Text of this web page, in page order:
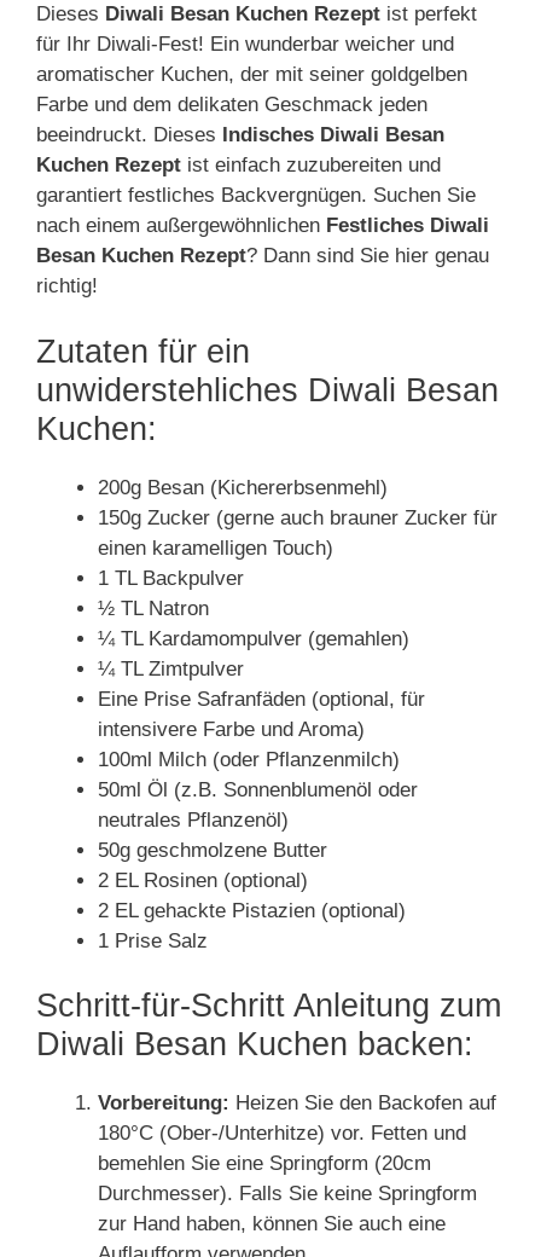
Dieses Diwali Besan Kuchen Rezept ist perfekt
für Ihr Diwali-Fest! Ein wunderbar weicher und
aromatischer Kuchen, der mit seiner goldgelben
Farbe und dem delikaten Geschmack jeden
beeindruckt. Dieses Indisches Diwali Besan
Kuchen Rezept ist einfach zuzubereiten und
garantiert festliches Backvergnügen. Suchen Sie
nach einem außergewöhnlichen Festliches Diwali
Besan Kuchen Rezept? Dann sind Sie hier genau
richtig!
Zutaten für ein
unwiderstehliches Diwali Besan
Kuchen:
200g Besan (Kichererbsenmehl)
150g Zucker (gerne auch brauner Zucker für
einen karamelligen Touch)
1 TL Backpulver
½ TL Natron
¼ TL Kardamompulver (gemahlen)
¼ TL Zimtpulver
Eine Prise Safranfäden (optional, für
intensivere Farbe und Aroma)
100ml Milch (oder Pflanzenmilch)
50ml Öl (z.B. Sonnenblumenöl oder
neutrales Pflanzenöl)
50g geschmolzene Butter
2 EL Rosinen (optional)
2 EL gehackte Pistazien (optional)
1 Prise Salz
Schritt-für-Schritt Anleitung zum
Diwali Besan Kuchen backen:
Vorbereitung: Heizen Sie den Backofen auf
180°C (Ober-/Unterhitze) vor. Fetten und
bemehlen Sie eine Springform (20cm
Durchmesser). Falls Sie keine Springform
zur Hand haben, können Sie auch eine